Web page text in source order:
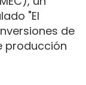
"El
de
producción